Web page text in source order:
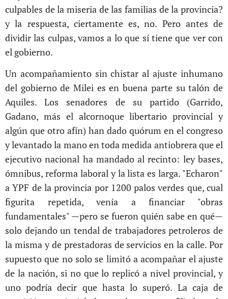
culpables de la miseria de las familias de la provincia?
y la respuesta, ciertamente es, no. Pero antes de
dividir las culpas, vamos a lo que sí tiene que ver con
el gobierno.
Un acompañamiento sin chistar al ajuste inhumano
del gobierno de Milei es en buena parte su talón de
Aquiles. Los senadores de su partido (Garrido,
Gadano, más el alcornoque libertario provincial y
algún que otro afín) han dado quórum en el congreso
y levantado la mano en toda medida antiobrera que el
ejecutivo nacional ha mandado al recinto: ley bases,
ómnibus, reforma laboral y la lista es larga. "Echaron"
a YPF de la provincia por 1200 palos verdes que, cual
figurita repetida, venía a financiar "obras
fundamentales" —pero se fueron quién sabe en qué—
solo dejando un tendal de trabajadores petroleros de
la misma y de prestadoras de servicios en la calle. Por
supuesto que no solo se limitó a acompañar el ajuste
de la nación, si no que lo replicó a nivel provincial, y
uno podría decir que hasta lo superó. La caja de